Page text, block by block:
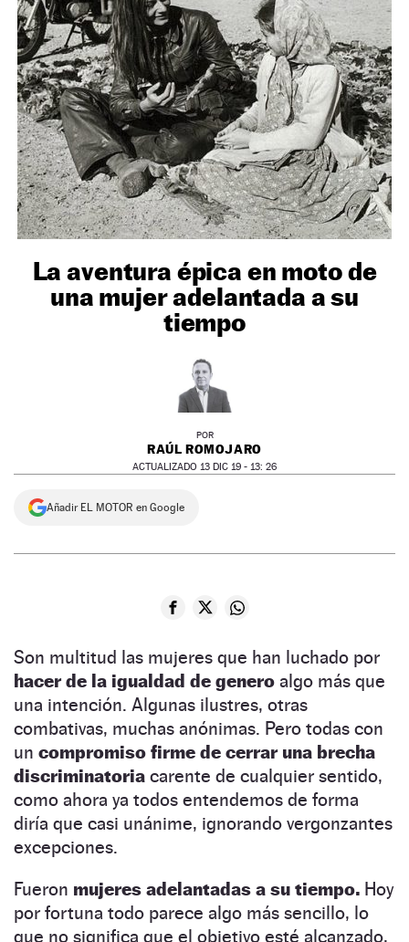
NEWSLETTER
SÍGUENOS
La aventura épica en moto de
una mujer adelantada a su
tiempo
POR
RAÚL ROMOJARO
ACTUALIZADO 13 DIC 19 - 13: 26
Añadir EL MOTOR en Google
Son multitud las mujeres que han luchado por
hacer de la igualdad de genero algo más que
una intención. Algunas ilustres, otras
combativas, muchas anónimas. Pero todas con
un compromiso firme de cerrar una brecha
discriminatoria carente de cualquier sentido,
como ahora ya todos entendemos de forma
diría que casi unánime, ignorando vergonzantes
excepciones.
Fueron mujeres adelantadas a su tiempo. Hoy
por fortuna todo parece algo más sencillo, lo
que no significa que el objetivo esté alcanzado,